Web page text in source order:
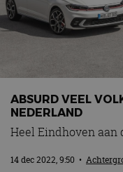
Automerken
Adverteren
ABSURD VEEL
NEDERLAND
Heel Eindhoven aan
14 dec 2022, 9:50 •